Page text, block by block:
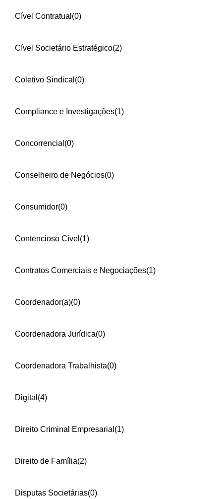
Cível Contratual (0)
Cível Societário Estratégico(2)
Coletivo Sindical (0)
Compliance e Investigações(1)
Concorrencial (0)
Conselheiro de Negócios(0)
Consumidor(0)
Contencioso Cível (1)
Contratos Comerciais e Negociações(1)
Coordenador(a)(0)
Coordenadora Jurídica(0)
Coordenadora Trabalhista(0)
Digital (4)
Direito Criminal Empresarial (1)
Direito de Família(2)
Disputas Societárias(0)